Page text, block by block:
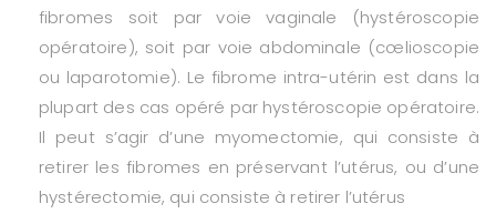
fibromes soit par voie vaginale (hystéroscopie
opératoire), soit par voie abdominale (cœlioscopie
ou laparotomie). Le fibrome intra-utérin est dans la
plupart des cas opéré par hystéroscopie opératoire.
Il peut s’agir d’une myomectomie, qui consiste à
retirer les fibromes en préservant l’utérus, ou d’une
hystérectomie, qui consiste à retirer l’utérus